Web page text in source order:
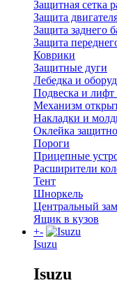
Защитная сетка
Защита
Защита заднего
Защита
Коврики
Защитные дуги
Лебедка и
Подвеска и лифт
Механизм
Накладки и
Оклейка
Пороги
Прицепные
Расширители
Тент
Шноркель
Центральный
Ящик в кузов
+-
Isuzu
Isuzu